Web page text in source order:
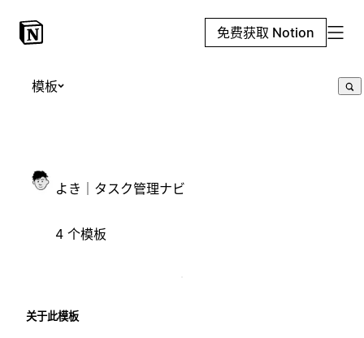
免费获取 Notion
模板
よき｜タスク管理ナビ
4 个模板
关于此模板